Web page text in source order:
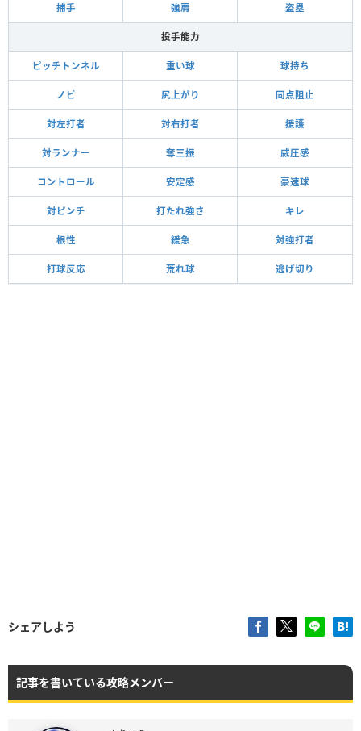
捕手 強肩 盗塁
投手能力
ピッチトンネル 重い球 球持ち
ノビ 尻上がり 同点阻止
対左打者 対右打者 援護
対ランナー 奪三振 威圧感
コントロール 安定感 豪速球
対ピンチ 打たれ強さ キレ
根性 緩急 対強打者
打球反応 荒れ球 逃げ切り
シェアしよう
記事を書いている攻略メンバー